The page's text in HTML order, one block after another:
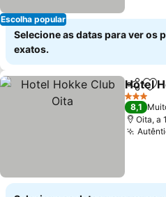
Escolha popular
Selecione as datas para ver os
exatos.
Partilhar
Hotel
3 Estrelas
8,1
Oita, a